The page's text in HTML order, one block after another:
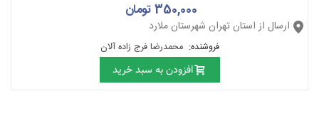
350,000 تومان
ارسال از استان تهران شهرستان ملارد
فروشنده: محمدرضا فرج زاده آلان
افزودن به سبد خرید